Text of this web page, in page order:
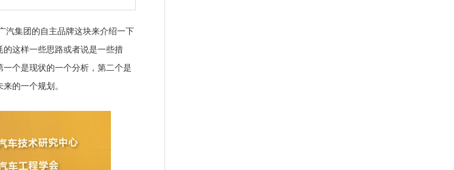
集团的自主品牌这块来介绍一下
这样一些思路或者说是一些措
个是现状的一个分析，第二个是
的一个规划。